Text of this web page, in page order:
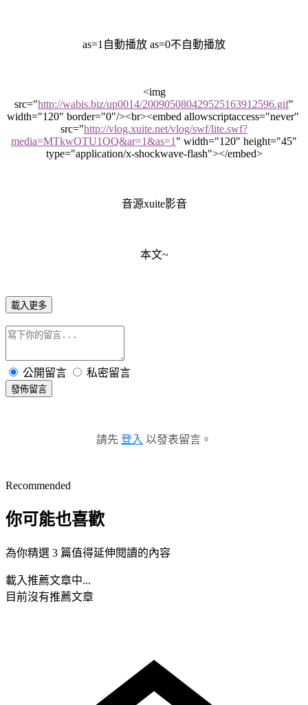
as=1自動播放 as=0不自動播放
<img
src="http://wabis.biz/up0014/200905080429525163912596.gif"
width="120" border="0"/><br><embed allowscriptaccess="never"
src="http://vlog.xuite.net/vlog/swf/lite.swf?
media=MTkwOTU1OQ&ar=1&as=1 " width="120" height="45"
type="application/x-shockwave-flash"></embed>
音源xuite影音
本文~
載入更多
公開留言 私密留言
發佈留言
請先 登入 以發表留言。
Recommended
你可能也喜歡
為你精選 3 篇值得延伸閱讀的內容
載入推薦文章中...
目前沒有推薦文章